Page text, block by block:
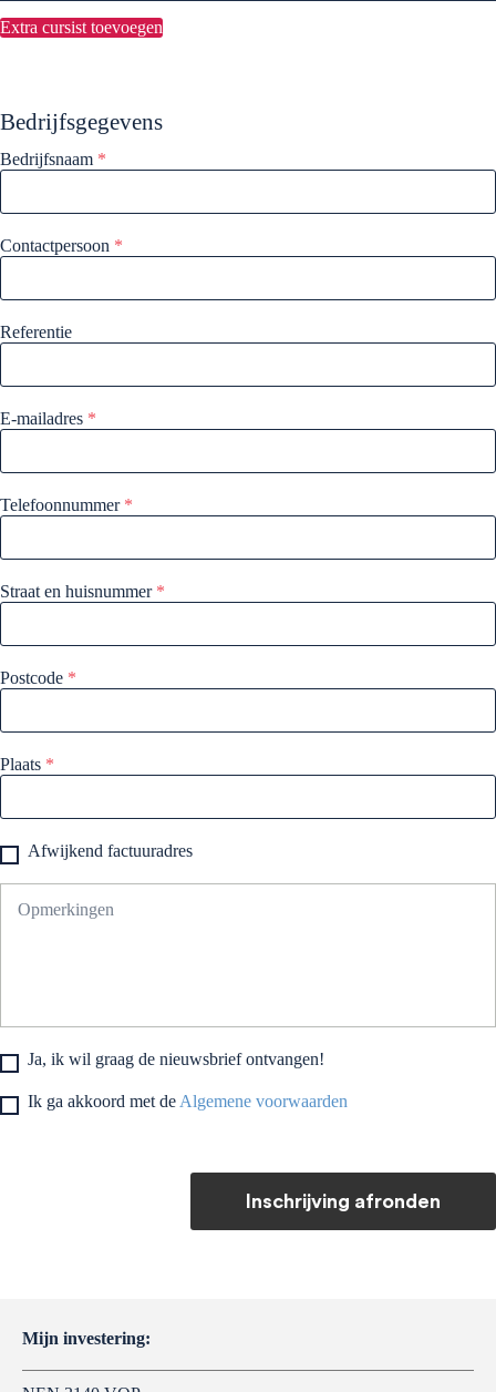
Extra cursist toevoegen
Bedrijfsgegevens
Bedrijfsnaam *
Contactpersoon *
Referentie
E-mailadres *
Telefoonnummer *
Straat en huisnummer *
Postcode *
Plaats *
Afwijkend factuuradres
Ja, ik wil graag de nieuwsbrief ontvangen!
Ik ga akkoord met de Algemene voorwaarden
Inschrijving afronden
Mijn investering: